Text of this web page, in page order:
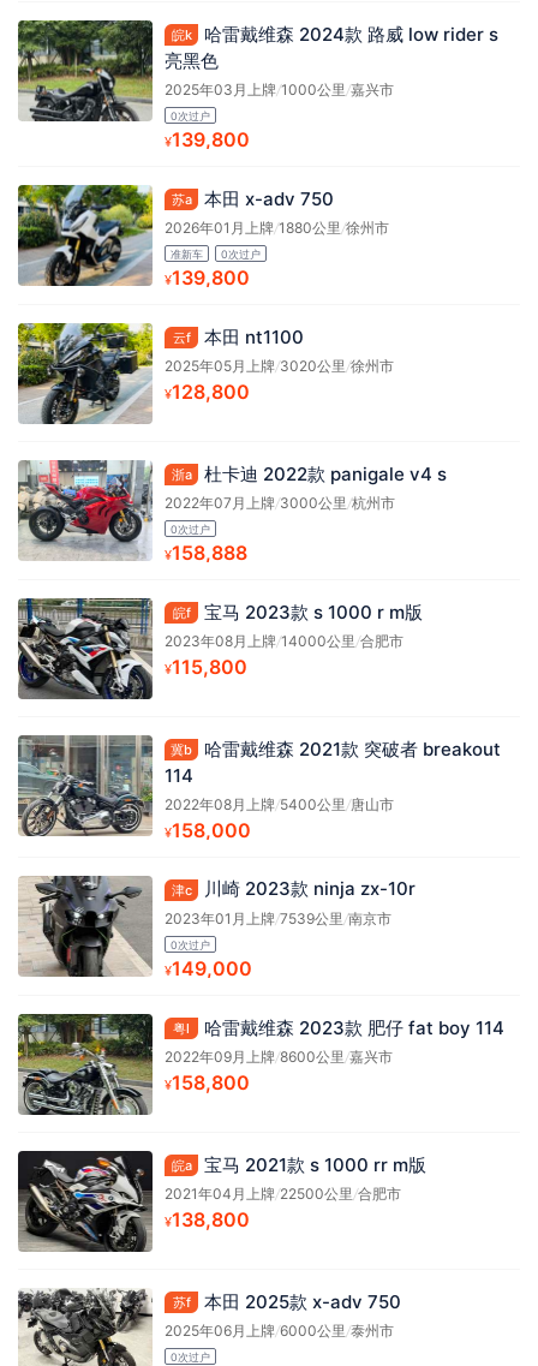
皖k
哈雷戴维森 2024款 路威 low rider s
亮黑色
2025年03月上牌/1000公里/嘉兴市
0次过户
¥139,800
苏a 本田 x-adv 750
2026年01月上牌/1880公里/徐州市
准新车 0次过户
¥139,800
云f 本田 nt1100
2025年05月上牌/3020公里/徐州市
¥128,800
浙a 杜卡迪 2022款 panigale v4 s
2022年07月上牌/3000公里/杭州市
0次过户
¥158,888
皖f 宝马 2023款 s 1000 r m版
2023年08月上牌/14000公里 /合肥市
¥115,800
冀b
哈雷戴维森 2021款 突破者 breakout
114
2022年08月上牌/5400公里 /唐山市
¥158,000
津c 川崎 2023款 ninja zx-10r
2023年01月上牌/7539公里 /南京市
0次过户
¥149,000
粤l 哈雷戴维森 2023款 肥仔 fat boy 114
2022年09月上牌/8600公里 /嘉兴市
¥158,800
皖a 宝马 2021款 s 1000 rr m版
2021年04月上牌/22500公里 /合肥市
¥138,800
苏f 本田 2025款 x-adv 750
2025年06月上牌/6000公里 /泰州市
0次过户